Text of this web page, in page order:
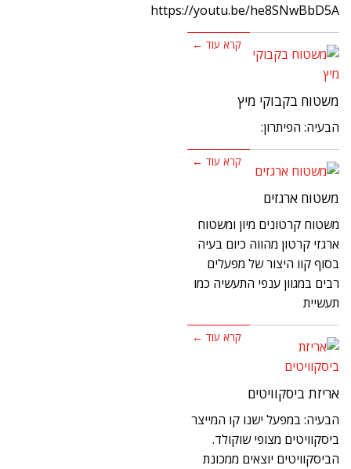
https://youtu.be/he8SNwBbD5A
קרא עוד ←
משטוח בקבוקי מיץ
הבעיה: הפיתרון:
קרא עוד ←
משטוח ארגזים
משטוח קרטונים מיון ומשטוח
ארגזי קרטון מהווה כיום בעיה
בסוף קוו היצור של מפעלים
רבים במגוון ענפי התעשיה כמו
תעשיית
קרא עוד ←
אריזת ביסקוויטים
הבעיה: במפעל ישנו קו המייצר
ביסקוויטים מצופי שוקולד.
הביסקוויטים יוצאים ממכונת